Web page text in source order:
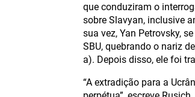
que conduziram o
sobre Slavyan, inclusive
sua vez, Yan Petrovsky,
SBU, quebrando o nariz
a). Depois disso, ele foi
“A extradição para a